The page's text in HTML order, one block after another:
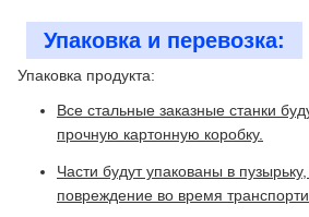
Упаковка и перевозка:
Упаковка продукта:
Все стальные заказные станки
прочную картонную коробку.
Части будут упакованы в
повреждение во время